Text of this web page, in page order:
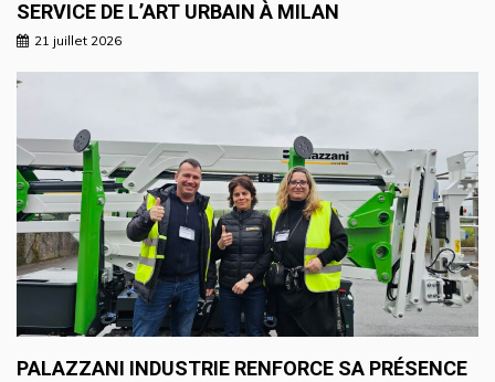
SERVICE DE L’ART URBAIN À MILAN
21 juillet 2026
PALAZZANI INDUSTRIE RENFORCE SA PRÉSENCE